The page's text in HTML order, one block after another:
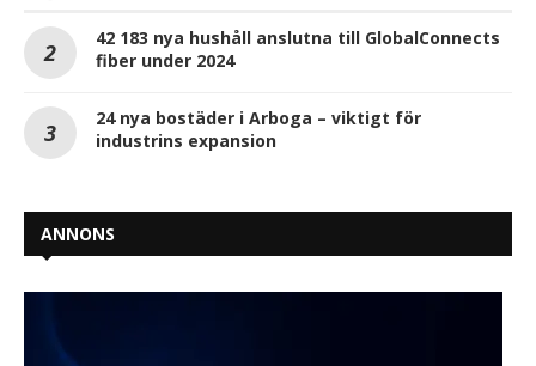
42 183 nya hushåll anslutna till GlobalConnects
fiber under 2024
24 nya bostäder i Arboga – viktigt för
industrins expansion
ANNONS